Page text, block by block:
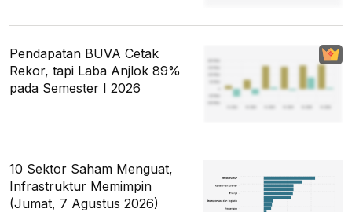
Pendapatan BUVA Cetak
Rekor, tapi Laba Anjlok 89%
pada Semester I 2026
10 Sektor Saham Menguat,
Infrastruktur Memimpin
(Jumat, 7 Agustus 2026)